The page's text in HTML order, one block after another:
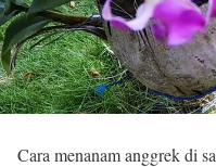
Cara menanam anggrek di